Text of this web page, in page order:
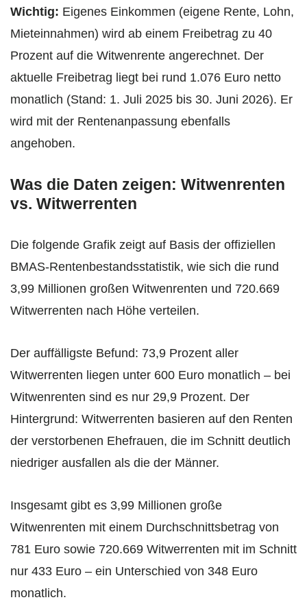
Wichtig: Eigenes Einkommen (eigene Rente, Lohn,
Mieteinnahmen) wird ab einem Freibetrag zu 40
Prozent auf die Witwenrente angerechnet. Der
aktuelle Freibetrag liegt bei rund 1.076 Euro netto
monatlich (Stand: 1. Juli 2025 bis 30. Juni 2026). Er
wird mit der Rentenanpassung ebenfalls
angehoben.
Was die Daten zeigen: Witwenrenten
vs. Witwerrenten
Die folgende Grafik zeigt auf Basis der offiziellen
BMAS-Rentenbestandsstatistik, wie sich die rund
3,99 Millionen großen Witwenrenten und 720.669
Witwerrenten nach Höhe verteilen.
Der auffälligste Befund: 73,9 Prozent aller
Witwerrenten liegen unter 600 Euro monatlich – bei
Witwenrenten sind es nur 29,9 Prozent. Der
Hintergrund: Witwerrenten basieren auf den Renten
der verstorbenen Ehefrauen, die im Schnitt deutlich
niedriger ausfallen als die der Männer.
Insgesamt gibt es 3,99 Millionen große
Witwenrenten mit einem Durchschnittsbetrag von
781 Euro sowie 720.669 Witwerrenten mit im Schnitt
nur 433 Euro – ein Unterschied von 348 Euro
monatlich.